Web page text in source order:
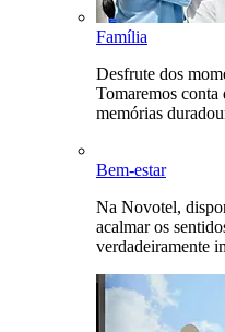
Família
Desfrute dos
Tomaremos conta
memórias
Bem-estar
Na Novotel,
acalmar os
verdadeiramente